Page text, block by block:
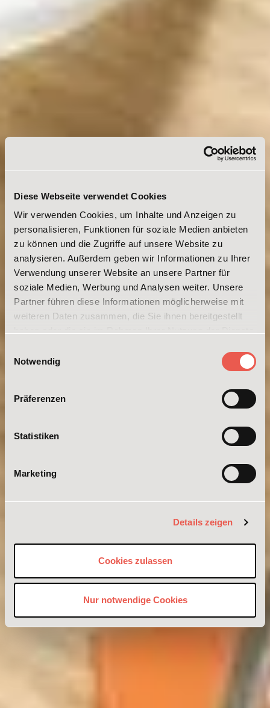
Diese Webseite verwendet Cookies
Wir verwenden Cookies, um Inhalte und Anzeigen zu
personalisieren, Funktionen für soziale Medien anbieten
zu können und die Zugriffe auf unsere Website zu
analysieren. Außerdem geben wir Informationen zu Ihrer
Verwendung unserer Website an unsere Partner für
soziale Medien, Werbung und Analysen weiter. Unsere
Partner führen diese Informationen möglicherweise mit
weiteren Daten zusammen, die Sie ihnen bereitgestellt
unsererDatenschutzerklärung Impressum
Notwendig
Präferenzen
Statistiken
Marketing
Details zeigen
Cookies zulassen
Nur notwendige Cookies